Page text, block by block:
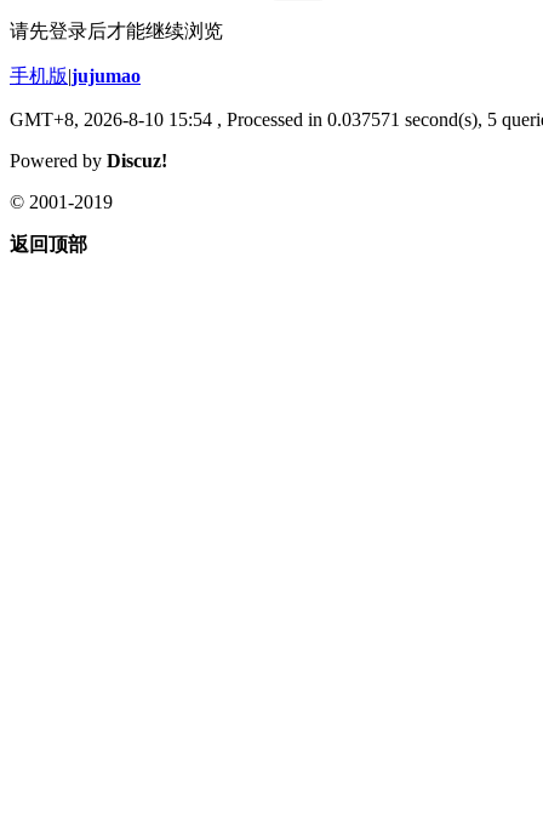
请先登录后才能继续浏览
手机版|jujumao
GMT+8, 2026-8-10 15:54 , Processed in 0.037571 second(s), 5
Powered by Discuz!
© 2001-2019
返回顶部